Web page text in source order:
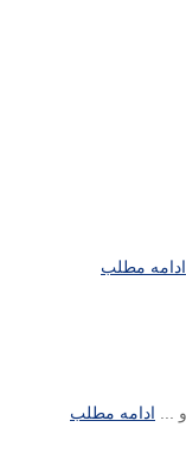
ادامه مطلب
ادامه مطلب